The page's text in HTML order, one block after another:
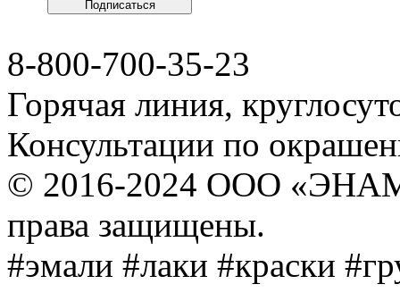
8-800-700-35-23
Горячая линия,
Консультации по
© 2016-2024 ООО
права защищены.
#эмали #лаки #краски